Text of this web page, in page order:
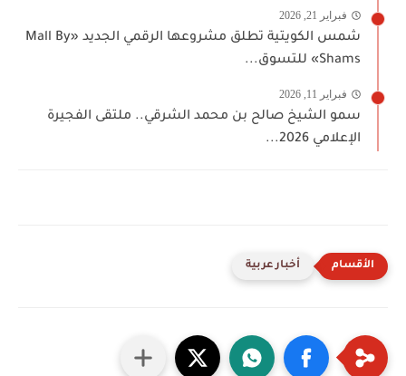
فبراير 21, 2026
شمس الكويتية تطلق مشروعها الرقمي الجديد «Mall By
Shams» للتسوق...
فبراير 11, 2026
سمو الشيخ صالح بن محمد الشرقي.. ملتقى الفجيرة
الإعلامي 2026...
أخبار عربية